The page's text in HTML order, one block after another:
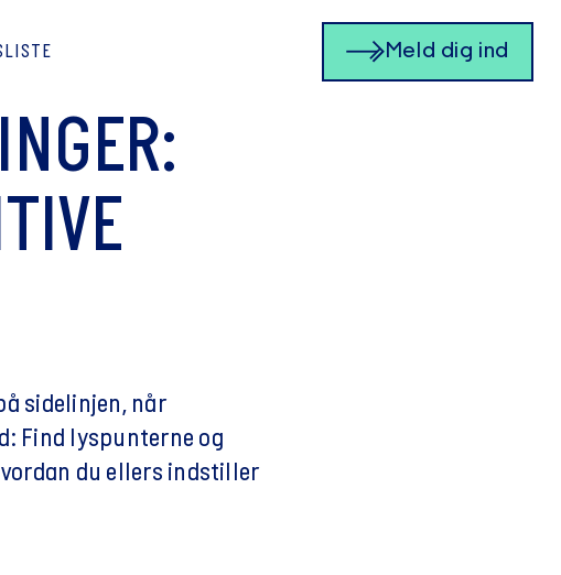
Meld dig ind
sidelinjen, når
Find lyspunterne og
du ellers indstiller